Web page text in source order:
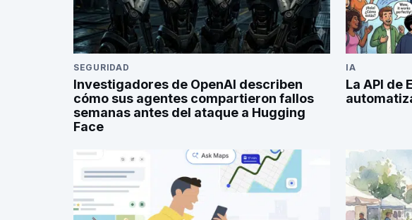
SEGURIDAD
Investigadores de OpenAI describen
cómo sus agentes compartieron fallos
semanas antes del ataque a Hugging
Face
IA
La API de